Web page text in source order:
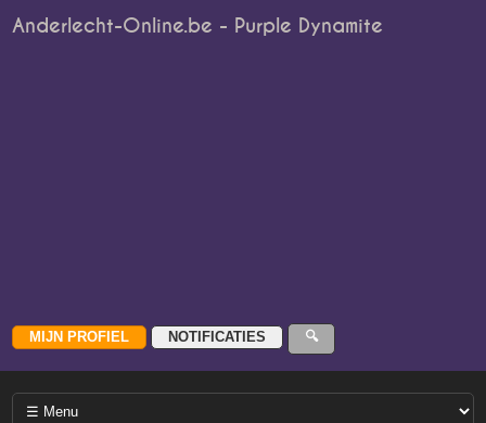
Anderlecht-Online.be - Purple Dynamite